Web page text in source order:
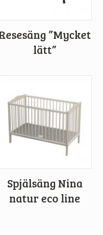
”Mycket
lätt”
Spjälsäng Nina
natur eco line